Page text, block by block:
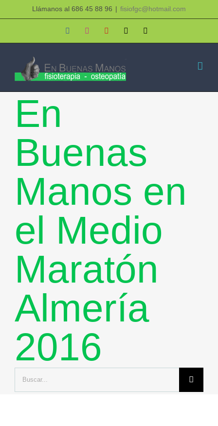
contenido
Llámanos al 686 45 88 96 | fisiofgc@hotmail.com
FacebookInstagramYouTube
En
Buenas
Manos en
el Medio
Maratón
Almería
2016